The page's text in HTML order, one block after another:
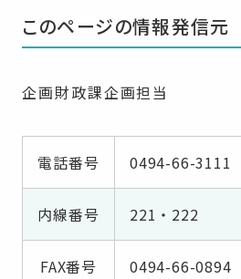
このページの情報発信元
企画財政課企画担当
電話番号 0494-66-3111
内線番号 221・222
FAX番号 0494-66-0894